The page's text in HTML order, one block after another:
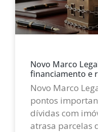
Novo Marco
financiamento e
Novo Marco
pontos
dívidas com
atrasa parcelas